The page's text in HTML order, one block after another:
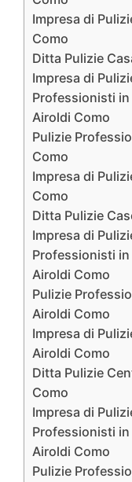
Impresa di
Como
Ditta Pulizie
Impresa di
Professionisti in
Airoldi Como
Pulizie
Como
Impresa di
Como
Ditta Pulizie
Impresa di
Professionisti in
Airoldi Como
Pulizie
Airoldi Como
Impresa di
Airoldi Como
Ditta Pulizie
Como
Impresa di
Professionisti
Airoldi Como
Pulizie